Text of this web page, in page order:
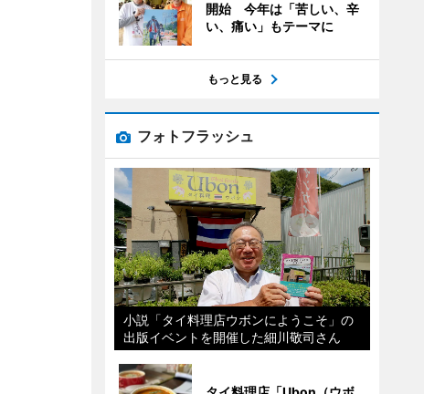
開始 今年は「苦しい、辛
い、痛い」もテーマに
もっと見る
フォトフラッシュ
小説「タイ料理店ウボンにようこそ」の
出版イベントを開催した細川敬司さん